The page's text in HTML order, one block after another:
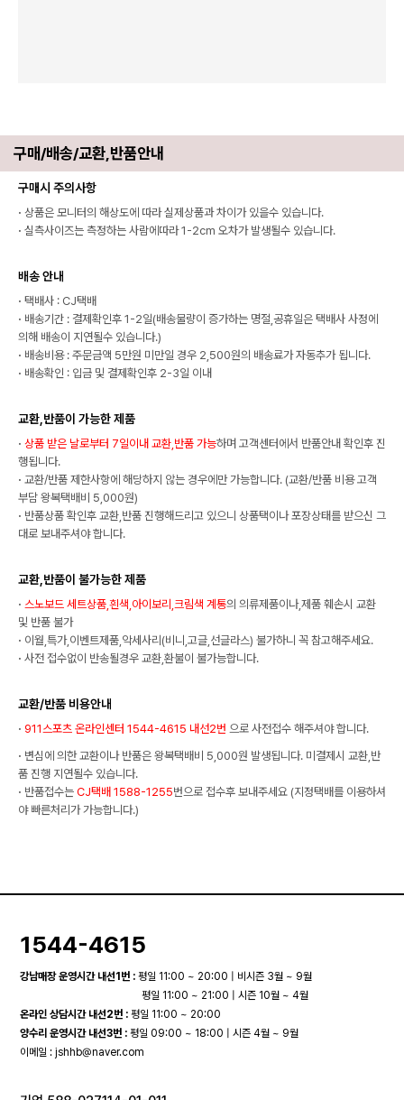
구매/배송/교환,반품안내
구매시 주의사항
· 상품은 모니터의 해상도에 따라 실제상품과 차이가 있을수 있습니다.
· 실측사이즈는 측정하는 사람에따라 1-2cm 오차가 발생될수 있습니다.
배송 안내
· 택배사 : CJ택배
· 배송기간 : 결제확인후 1-2일(배송물량이 증가하는 명절,공휴일은 택배사 사정에
의해 배송이 지연될수 있습니다.)
· 배송비용 : 주문금액 5만원 미만일 경우 2,500원의 배송료가 자동추가 됩니다.
· 배송확인 : 입금 및 결제확인후 2-3일 이내
교환,반품이 가능한 제품
· 상품 받은 날로부터 7일이내 교환,반품 가능하며 고객센터에서 반품안내 확인후 진
행됩니다.
· 교환/반품 제한사항에 해당하지 않는 경우에만 가능합니다. (교환/반품 비용 고객
부담 왕복택배비 5,000원)
· 반품상품 확인후 교환,반품 진행해드리고 있으니 상품택이나 포장상태를 받으신 그
대로 보내주셔야 합니다.
교환,반품이 불가능한 제품
· 스노보드 세트상품,흰색,아이보리,크림색 계통의 의류제품이나,제품 훼손시 교환
및 반품 불가
· 이월,특가,이벤트제품,악세사리(비니,고글,선글라스) 불가하니 꼭 참고해주세요.
· 사전 접수없이 반송될경우 교환,환불이 불가능합니다.
교환/반품 비용안내
· 911스포츠 온라인센터 1544-4615 내선2번 으로 사전접수 해주셔야 합니다.
· 변심에 의한 교환이나 반품은 왕복택배비 5,000원 발생됩니다. 미결제시 교환,반
품 진행 지연될수 있습니다.
· 반품접수는 CJ택배 1588-1255번으로 접수후 보내주세요 (지정택배를 이용하셔
야 빠른처리가 가능합니다.)
1544-4615
강남매장 운영시간 내선1번 : 평일 11:00 ~ 20:00 | 비시즌 3월 ~ 9월
평일 11:00 ~ 21:00 | 시즌 10월 ~ 4월
온라인 상담시간 내선2번 : 평일 11:00 ~ 20:00
양수리 운영시간 내선3번 : 평일 09:00 ~ 18:00 | 시즌 4월 ~ 9월
이메일 :jshhb@naver.com